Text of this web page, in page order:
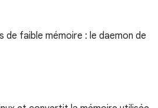
de faible mémoire : le daemon de